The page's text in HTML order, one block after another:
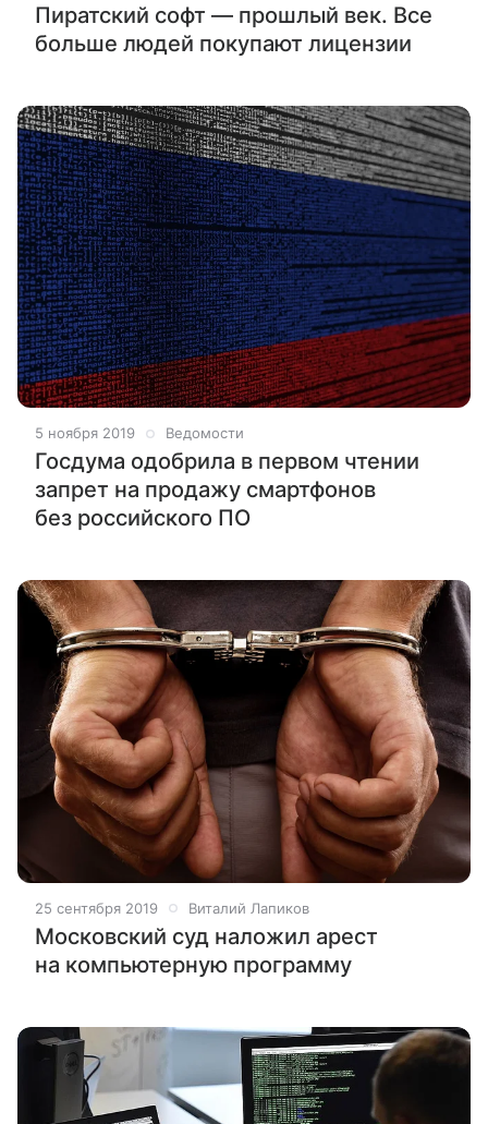
Пиратский софт — прошлый век. Все
больше людей покупают лицензии
5 ноября 2019 Ведомости
Госдума одобрила в первом чтении
запрет на продажу смартфонов
без российского ПО
25 сентября 2019 Виталий Лапиков
Московский суд наложил арест
на компьютерную программу